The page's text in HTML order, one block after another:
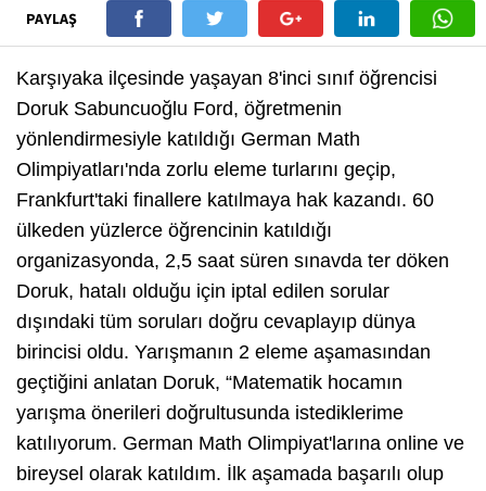
PAYLAŞ
Karşıyaka ilçesinde yaşayan 8'inci sınıf öğrencisi
Doruk Sabuncuoğlu Ford, öğretmenin
yönlendirmesiyle katıldığı German Math
Olimpiyatları'nda zorlu eleme turlarını geçip,
Frankfurt'taki finallere katılmaya hak kazandı. 60
ülkeden yüzlerce öğrencinin katıldığı
organizasyonda, 2,5 saat süren sınavda ter döken
Doruk, hatalı olduğu için iptal edilen sorular
dışındaki tüm soruları doğru cevaplayıp dünya
birincisi oldu. Yarışmanın 2 eleme aşamasından
geçtiğini anlatan Doruk, “Matematik hocamın
yarışma önerileri doğrultusunda istediklerime
katılıyorum. German Math Olimpiyat'larına online ve
bireysel olarak katıldım. İlk aşamada başarılı olup